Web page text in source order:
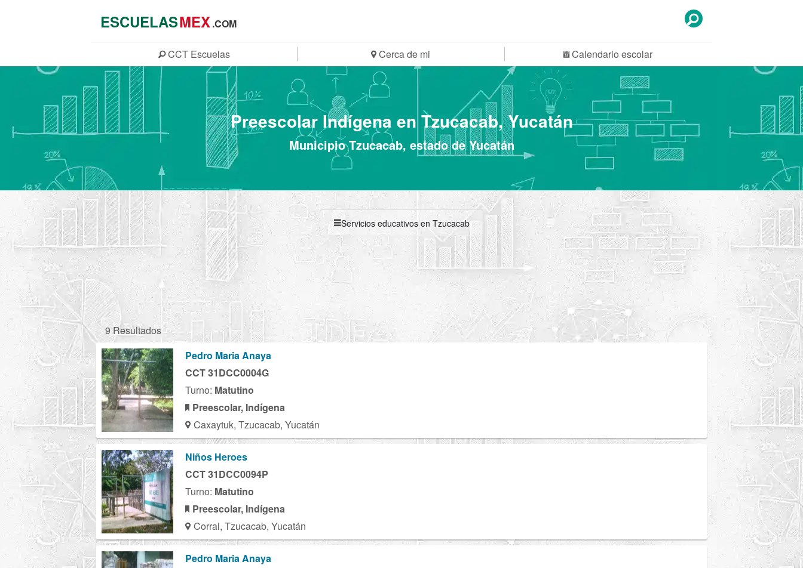
ESCUELASMEX.COM
CCT Escuelas Cerca de mi Calendario escolar
Preescolar Indígena en Tzucacab, Yucatán
Municipio Tzucacab, estado de Yucatán
Servicios educativos en Tzucacab
9 Resultados
Pedro Maria Anaya
CCT 31DCC0004G
Turno: Matutino
Preescolar, Indígena
Caxaytuk, Tzucacab, Yucatán
Niños Heroes
CCT 31DCC0094P
Turno: Matutino
Preescolar, Indígena
Corral, Tzucacab, Yucatán
Pedro Maria Anaya